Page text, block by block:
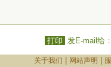
打印 发E-mail给
关于我们 网站声明